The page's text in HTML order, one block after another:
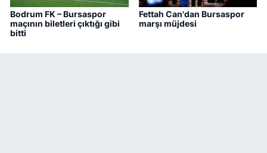
Bodrum FK – Bursaspor
maçının biletleri çıktığı gibi
bitti
Fettah Can'dan Bursaspor
marşı müjdesi